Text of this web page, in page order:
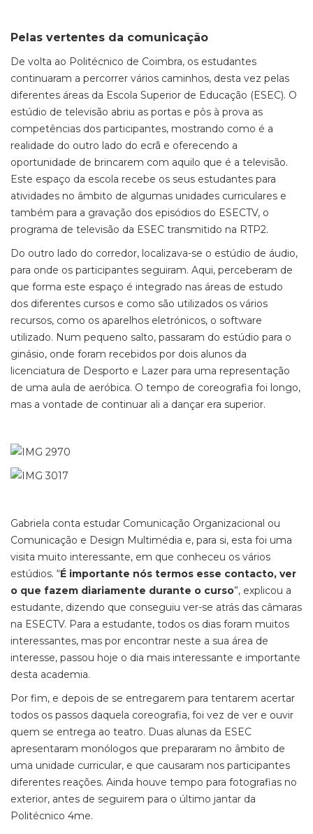
Pelas vertentes da comunicação
De volta ao Politécnico de Coimbra, os estudantes
continuaram a percorrer vários caminhos, desta vez pelas
diferentes áreas da Escola Superior de Educação (ESEC). O
estúdio de televisão abriu as portas e pôs à prova as
competências dos participantes, mostrando como é a
realidade do outro lado do ecrã e oferecendo a
oportunidade de brincarem com aquilo que é a televisão.
Este espaço da escola recebe os seus estudantes para
atividades no âmbito de algumas unidades curriculares e
também para a gravação dos episódios do ESECTV, o
programa de televisão da ESEC transmitido na RTP2.
Do outro lado do corredor, localizava-se o estúdio de áudio,
para onde os participantes seguiram. Aqui, perceberam de
que forma este espaço é integrado nas áreas de estudo
dos diferentes cursos e como são utilizados os vários
recursos, como os aparelhos eletrónicos, o software
utilizado. Num pequeno salto, passaram do estúdio para o
ginásio, onde foram recebidos por dois alunos da
licenciatura de Desporto e Lazer para uma representação
de uma aula de aeróbica. O tempo de coreografia foi longo,
mas a vontade de continuar ali a dançar era superior.
Gabriela conta estudar Comunicação Organizacional ou
Comunicação e Design Multimédia e, para si, esta foi uma
visita muito interessante, em que conheceu os vários
estúdios. “É importante nós termos esse contacto, ver
o que fazem diariamente durante o curso”, explicou a
estudante, dizendo que conseguiu ver-se atrás das câmaras
na ESECTV. Para a estudante, todos os dias foram muitos
interessantes, mas por encontrar neste a sua área de
interesse, passou hoje o dia mais interessante e importante
desta academia.
Por fim, e depois de se entregarem para tentarem acertar
todos os passos daquela coreografia, foi vez de ver e ouvir
quem se entrega ao teatro. Duas alunas da ESEC
apresentaram monólogos que prepararam no âmbito de
uma unidade curricular, e que causaram nos participantes
diferentes reações. Ainda houve tempo para fotografias no
exterior, antes de seguirem para o último jantar da
Politécnico 4me.